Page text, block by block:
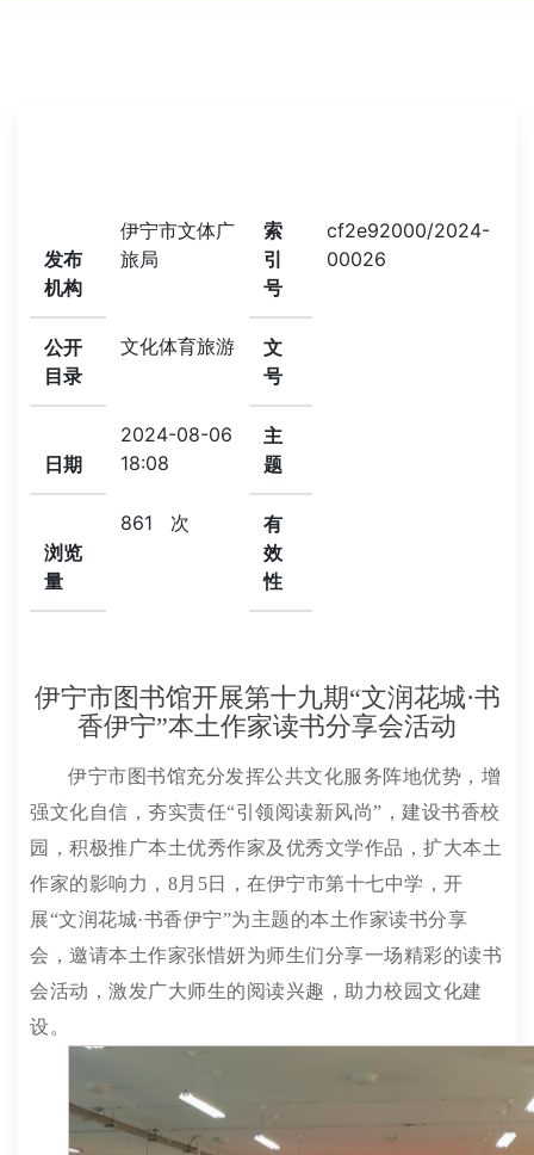
发布
机构
伊宁市文体广
旅局
索
引
号
cf2e92000/2024-
00026
公开
目录
文化体育旅游
文
号
日期
2024-08-06
18:08
主
题
浏览
量
861 次
有
效
性
伊宁市图书馆开展第十九期“文润花城·书
香伊宁”本土作家读书分享会活动
伊宁市图书馆充分发挥公共文化服务阵地优势， 增
强文化自信， 夯实责任“引领阅读新风尚”，建设书香校
园，积极推广本土优秀作家及优秀文学作品 ，扩大本土
作家的影响力， 8月5日，在伊宁市第十七中学， 开
展“文润花城·书香伊宁”为主题的本土作家读书分享
会 ， 邀请本土作家张惜妍为师生们分享一场精彩的读书
会活动， 激发广大师生的阅读兴趣，助力校园文化建
设。